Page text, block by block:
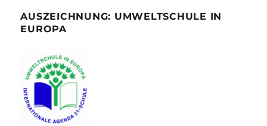
AUSZEICHNUNG: UMWELTSCHULE IN
EUROPA